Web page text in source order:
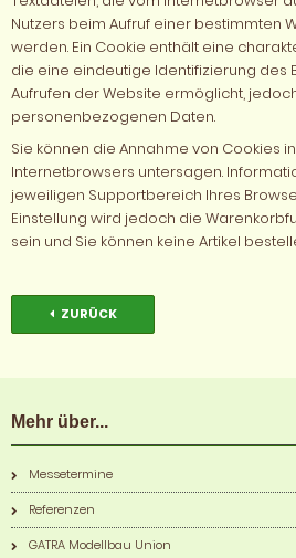
Nutzers beim Aufruf einer bestimmten
werden. Ein Cookie enthält eine
die eine eindeutige Identifizierung des
Aufrufen der Website ermöglicht,
personenbezogenen Daten.
Sie können die Annahme von Cookies
Internetbrowsers untersagen.
jeweiligen Supportbereich Ihres
Einstellung wird jedoch die
sein und Sie können keine Artikel
ZURÜCK
Mehr über...
Messetermine
Referenzen
GATRA Modellbau Union